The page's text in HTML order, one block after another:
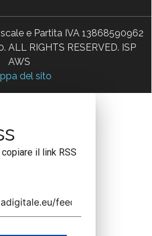
e Partita IVA 13868590962
RIGHTS RESERVED. ISP
AWS
del sito
il link RSS